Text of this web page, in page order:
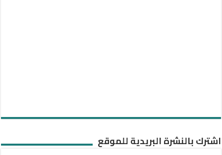
اشترك بالنشرة البريدية للموقع